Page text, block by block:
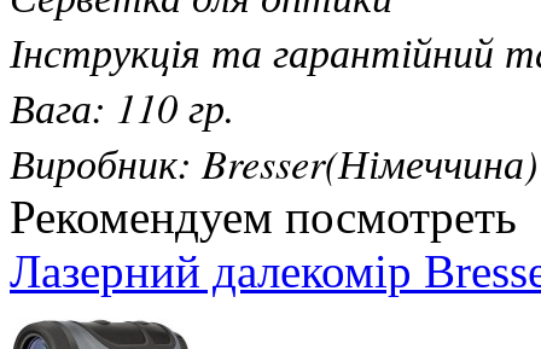
Інструкція та гарантійний
Вага: 110 гр.
Виробник: Bresser(Німеччина)
Рекомендуем посмотреть
Лазерний далекомір